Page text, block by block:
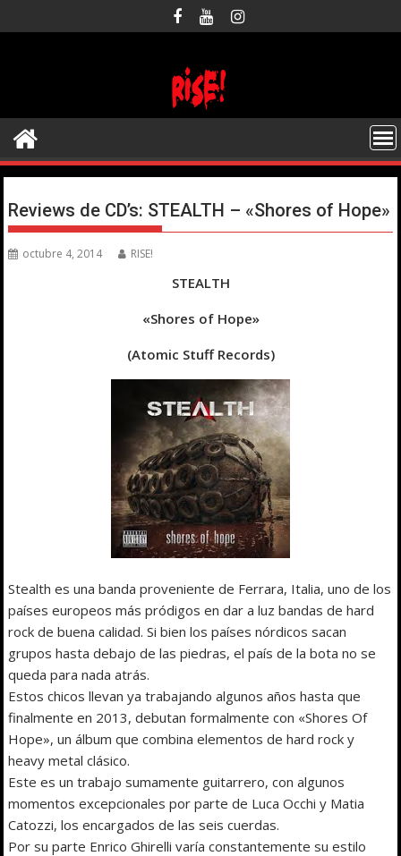
al
Reviews de CD’s: STEALTH – «Shores of Hope»
octubre 4, 2014 RISE!
STEALTH
«Shores of Hope»
(Atomic Stuff Records)
Stealth es una banda proveniente de Ferrara, Italia, uno de los
países europeos más pródigos en dar a luz bandas de hard
rock de buena calidad. Si bien los países nórdicos sacan
grupos hasta debajo de las piedras, el país de la bota no se
queda para nada atrás.
Estos chicos llevan ya trabajando algunos años hasta que
finalmente en 2013, debutan formalmente con «Shores Of
Hope», un álbum que combina elementos de hard rock y
heavy metal clásico.
Este es un trabajo sumamente guitarrero, con algunos
momentos excepcionales por parte de Luca Occhi y Matia
Catozzi, los encargados de las seis cuerdas.
Por su parte Enrico Ghirelli varía constantemente su estilo